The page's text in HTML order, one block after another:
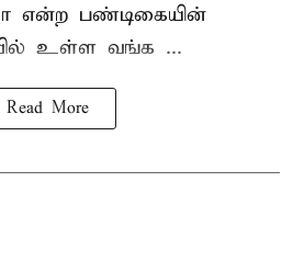
என்ற பண்டிகையின்
உள்ள வங்க ...
Read More